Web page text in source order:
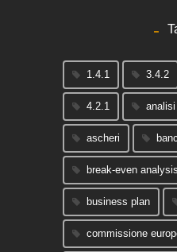
1.4.1 3.4.2
4.2.1
ascheri
break-even analysis
business plan
commissione